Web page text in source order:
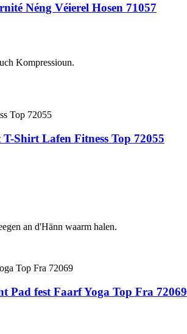
Néng Véierel Hosen 71057
Kompressioun.
Shirt Lafen Fitness Top 72055
an d'Hänn waarm halen.
Pad fest Faarf Yoga Top Fra 72069